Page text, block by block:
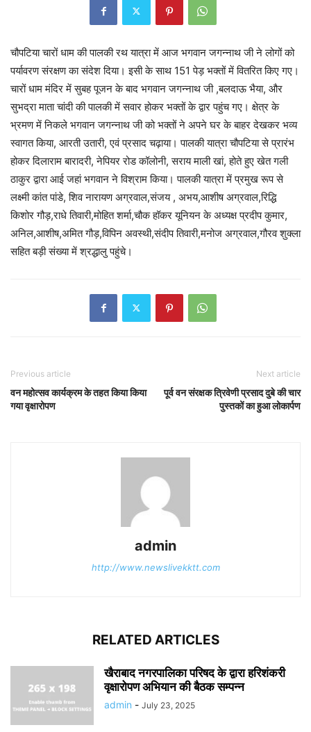
चौपटिया चारों धाम की पालकी रथ यात्रा में आज भगवान जगन्नाथ जी ने लोगों को
पर्यावरण संरक्षण का संदेश दिया। इसी के साथ 151 पेड़ भक्तों में वितरित किए गए।
चारों धाम मंदिर में सुबह पूजन के बाद भगवान जगन्नाथ जी ,बलदाऊ भैया, और
सुभद्रा माता चांदी की पालकी में सवार होकर भक्तों के द्वार पहुंच गए। क्षेत्र के
भ्रमण में निकले भगवान जगन्नाथ जी को भक्तों ने अपने घर के बाहर देखकर भव्य
स्वागत किया, आरती उतारी, एवं प्रसाद चढ़ाया। पालकी यात्रा चौपटिया से प्रारंभ
होकर दिलाराम बारादरी, नेपियर रोड कॉलोनी, सराय माली खां, होते हुए खेत गली
ठाकुर द्वारा आई जहां भगवान ने विश्राम किया। पालकी यात्रा में प्रमुख रूप से
लक्ष्मी कांत पांडे, शिव नारायण अग्रवाल,संजय , अभय,आशीष अग्रवाल,रिद्धि
किशोर गौड़,राधे तिवारी,मोहित शर्मा,चौक हॉकर यूनियन के अध्यक्ष प्रदीप कुमार,
अनिल,आशीष,अमित गौड़,विपिन अवस्थी,संदीप तिवारी,मनोज अग्रवाल,गौरव शुक्ला
सहित बड़ी संख्या में श्रद्धालु पहुंचे।
Previous article
वन महोत्सव कार्यक्रम के तहत किया किया
गया वृक्षारोपण
Next article
पूर्व वन संरक्षक त्रिवेणी प्रसाद दुबे की चार
पुस्तकों का हुआ लोकार्पण
admin
http://www.newslivekktt.com
RELATED ARTICLES
खैराबाद नगरपालिका परिषद के द्वारा हरिशंकरी
वृक्षारोपण अभियान की बैठक सम्पन्न
admin - July 23, 2025